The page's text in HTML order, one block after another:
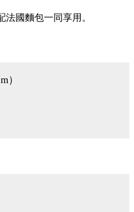
國麵包一同享用。
）